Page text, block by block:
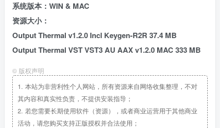
系统版本：WIN & MAC
资源大小：
Output Thermal v1.2.0 Incl Keygen-R2R 37.4 MB
Output Thermal VST VST3 AU AAX v1.2.0 MAC 333 MB
© 版权声明
1. 本站为非营利性个人网站，所有资源来自网络收集整理，不对
其内容和真实性负责，不提供安装指导；
2. 若您需要长期使用软件（资源），或者商业运营用于其他商业
活动，请您购买支持正版授权并合法使用；